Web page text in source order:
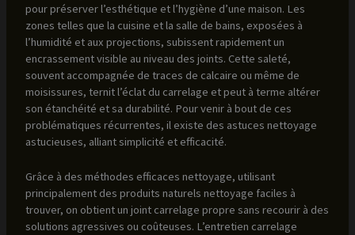
pour préserver l’esthétique et l’hygiène d’une maison. Les
zones telles que la cuisine et la salle de bains, exposées à
l’humidité et aux projections, subissent rapidement un
encrassement visible au niveau des joints. Cette saleté,
souvent accompagnée de traces de calcaire ou même de
moisissures, ternit l’éclat du carrelage et peut à terme altérer
son étanchéité et sa durabilité. Pour venir à bout de ces
problématiques récurrentes, il existe des astuces nettoyage
astucieuses, alliant simplicité et efficacité.
Grâce à des méthodes efficaces nettoyage, utilisant
principalement des produits naturels nettoyage faciles à
trouver, on obtient un joint carrelage propre sans recourir à des
solutions agressives ou coûteuses. L’entretien carrelage